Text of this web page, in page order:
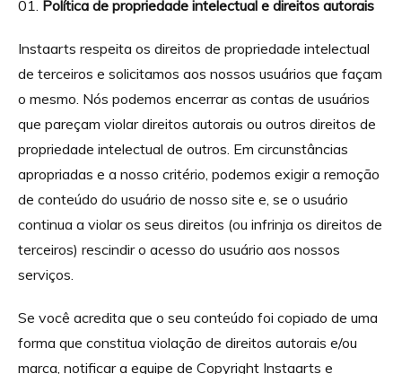
Política de propriedade intelectual e direitos autorais
Instaarts respeita os direitos de propriedade intelectual
de terceiros e solicitamos aos nossos usuários que façam
o mesmo. Nós podemos encerrar as contas de usuários
que pareçam violar direitos autorais ou outros direitos de
propriedade intelectual de outros. Em circunstâncias
apropriadas e a nosso critério, podemos exigir a remoção
de conteúdo do usuário de nosso site e, se o usuário
continua a violar os seus direitos (ou infrinja os direitos de
terceiros) rescindir o acesso do usuário aos nossos
serviços.
Se você acredita que o seu conteúdo foi copiado de uma
forma que constitua violação de direitos autorais e/ou
marca, notificar a equipe de Copyright Instaarts e